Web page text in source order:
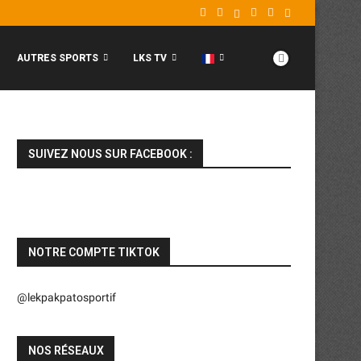
AUTRES SPORTS LKS TV
SUIVEZ NOUS SUR FACEBOOK :
NOTRE COMPTE TIKTOK
@lekpakpatosportif
NOS RÉSEAUX